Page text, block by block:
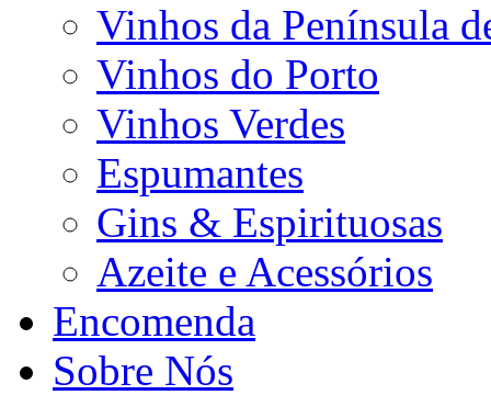
Vinhos da Península
Vinhos do Porto
Vinhos Verdes
Espumantes
Gins & Espirituosas
Azeite e Acessórios
Encomenda
Sobre Nós